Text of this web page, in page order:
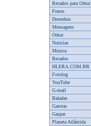
Recados para Orkut
Frases
Desenhos
Mensagens
Orkut
Noticias
Musica
Recados
HLERA.COM.BR
Fotolog
YouTube
G-mail
Baladas
Garotas
Gaspar
Planeta Atlântida